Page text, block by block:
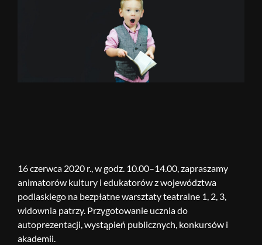
16 czerwca 2020 r., w godz. 10.00–14.00, zapraszamy
animatorów kultury i edukatorów z województwa
podlaskiego na bezpłatne warsztaty teatralne 1, 2, 3,
widownia patrzy. Przygotowanie ucznia do
autoprezentacji, wystąpień publicznych, konkursów i
akademii.